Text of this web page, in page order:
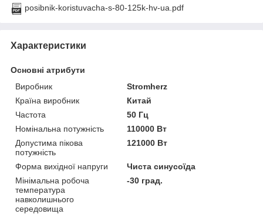
posibnik-koristuvacha-s-80-125k-hv-ua.pdf
Характеристики
Основні атрибути
Виробник
Stromherz
Країна виробник
Китай
Частота
50 Гц
Номінальна потужність
110000 Вт
Допустима пікова
потужність
121000 Вт
Форма вихідної напруги
Чиста синусоїда
Мінімальна робоча
температура
навколишнього
середовища
-30 град.